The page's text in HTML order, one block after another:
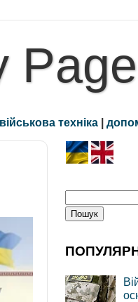
військова техніка |